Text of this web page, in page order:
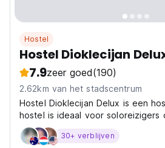
Hostel
Hostel Dioklecijan
7.9zeer goed(190)
2.62km van het stadscentrum
Hostel Dioklecijan Delux is een
hostel is ideaal voor soloreizigers
zoek zijn naar
30+ verblijven